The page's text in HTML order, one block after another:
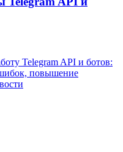
Telegram API и ботов:
повышение